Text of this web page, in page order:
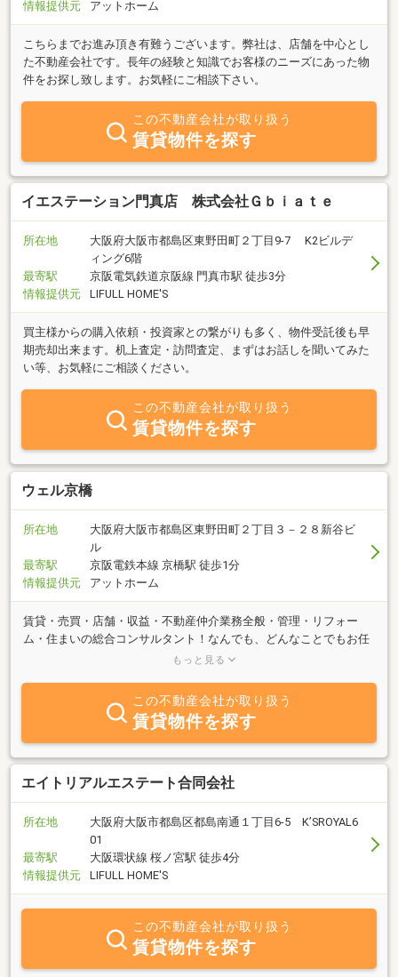
情報提供元
アットホーム
こちらまでお進み頂き有難うございます。弊社は、店舗を中心とし
た不動産会社です。長年の経験と知識でお客様のニーズにあった物
件をお探し致します。お気軽にご相談下さい。
この不動産会社が取り扱う
賃貸物件を探す
イエステーション門真店 株式会社Ｇｂｉａｔｅ
所在地
大阪府大阪市都島区東野田町２丁目9-7 K2ビルデ
ィング6階
最寄駅
京阪電気鉄道京阪線 門真市駅 徒歩3分
情報提供元
LIFULL HOME'S
買主様からの購入依頼・投資家との繋がりも多く、物件受託後も早
期売却出来ます。机上査定・訪問査定、まずはお話しを聞いてみた
い等、お気軽にご相談ください。
この不動産会社が取り扱う
賃貸物件を探す
ウェル京橋
所在地
大阪府大阪市都島区東野田町２丁目３－２８新谷ビ
ル
最寄駅
京阪電鉄本線 京橋駅 徒歩1分
情報提供元
アットホーム
賃貸・売買・店舗・収益・不動産仲介業務全般・管理・リフォー
ム・住まいの総合コンサルタント！なんでも、どんなことでもお任
せ下さい。大阪 京橋駅目の前の不動産屋です！！初期費用を抑え
の一人暮らし！初めてのマイホーム！初めての起業…etcお客様の立
場にたって、 お部屋探し・物件探しのサポートを致します！不動産
ネットワークを駆使し、近畿一円どこでもお探し致します！不安な
ことも、分からないことも何でもお気軽に御相談ください★オスス
メ最新物件情報を賃貸・売買問わずに御紹介致しますヽ(´▽｀)ﾉ
もっと見る
この不動産会社が取り扱う
賃貸物件を探す
エイトリアルエステート合同会社
所在地
大阪府大阪市都島区都島南通１丁目6-5 K’SROYAL6
01
最寄駅
大阪環状線 桜ノ宮駅 徒歩4分
情報提供元
LIFULL HOME'S
この不動産会社が取り扱う
賃貸物件を探す